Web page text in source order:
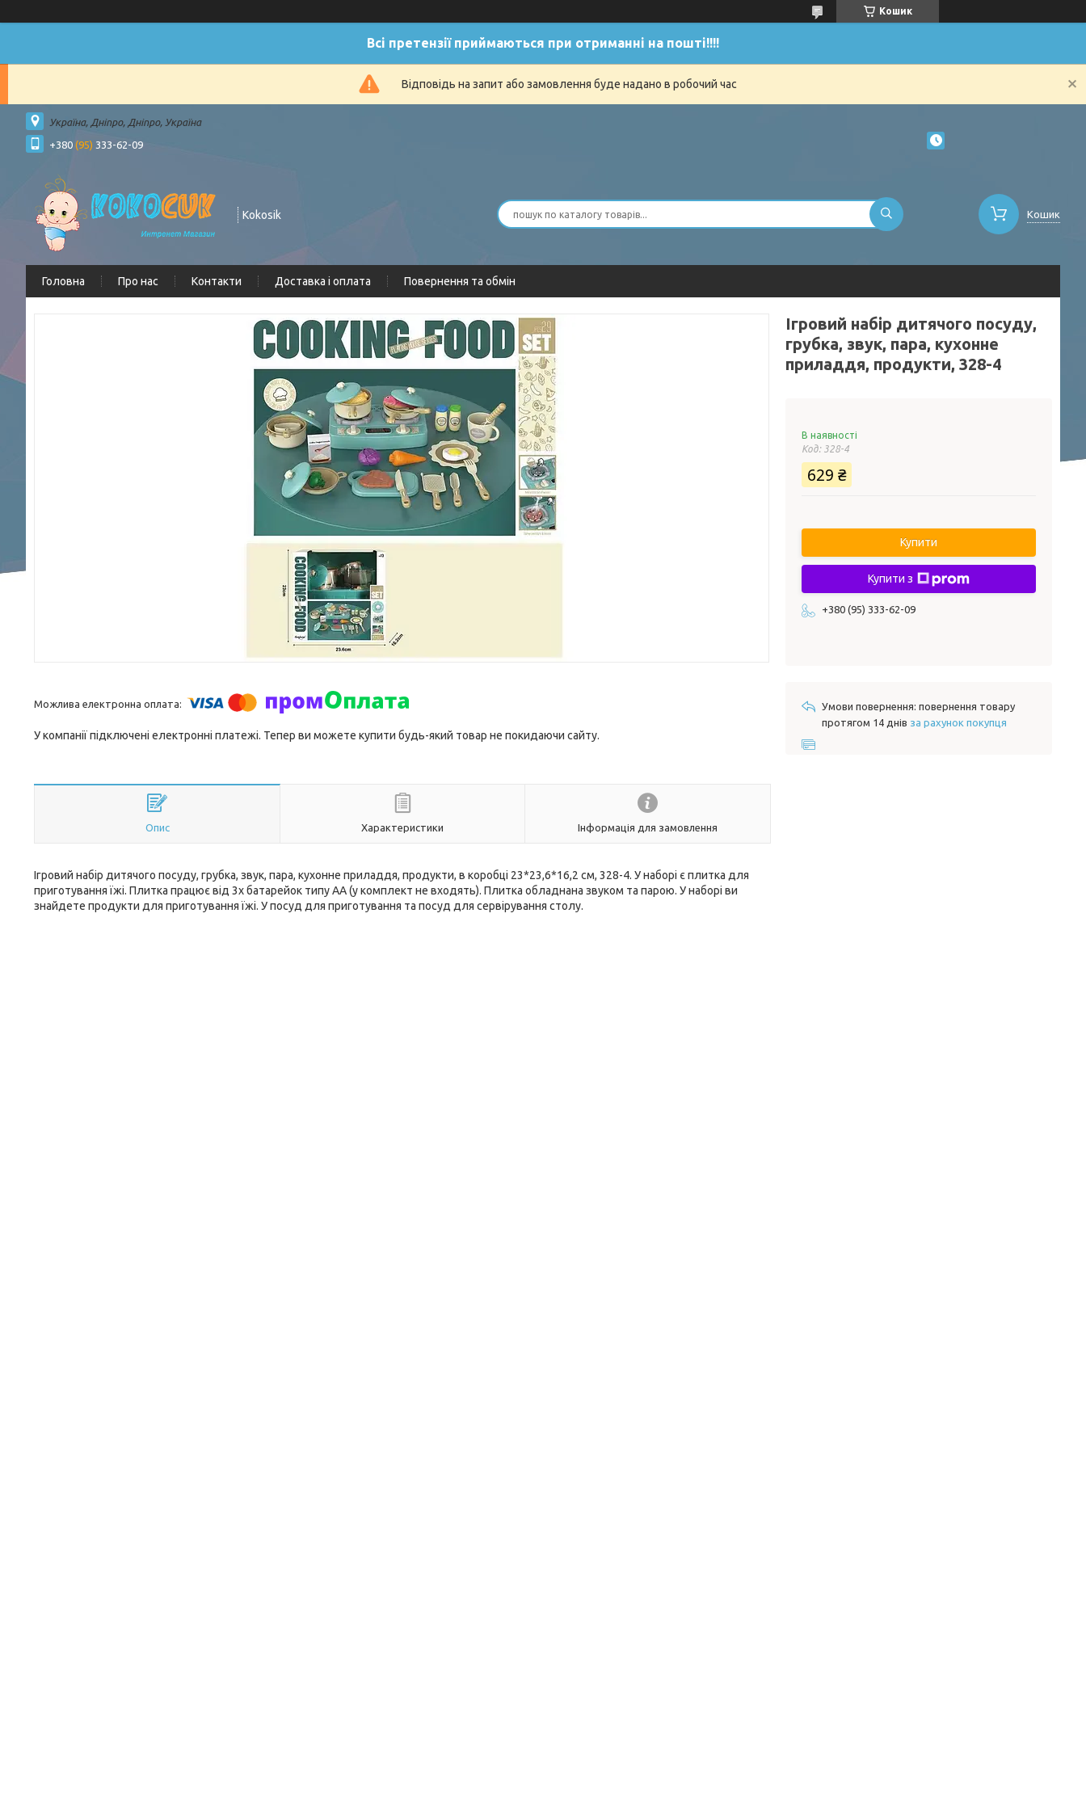
Кошик
Всі претензії приймаються при отриманні на пошті!!!!
Відповідь на запит або замовлення буде надано в робочий час
Україна, Дніпро, Дніпро, Україна
+380 (95) 333-62-09
Kokosik Кошик
Головна Про нас Контакти Доставка і оплата Повернення та обмін
У компанії підключені електронні платежі. Тепер ви можете купити будь-який товар не покидаючи сайту.
Опис Характеристики Інформація для замовлення
Ігровий набір дитячого посуду, грубка, звук, пара, кухонне приладдя, продукти, в коробці 23*23,6*16,2 см, 328-4. У наборі є плитка для
приготування їжі. Плитка працює від 3х батарейок типу АА (у комплект не входять). Плитка обладнана звуком та парою. У наборі ви
знайдете продукти для приготування їжі. У посуд для приготування та посуд для сервірування столу.
Ігровий набір дитячого посуду,
грубка, звук, пара, кухонне
приладдя, продукти, 328-4
В наявності
Код: 328-4
629 ₴
Купити
Купити з
+380 (95) 333-62-09
повернення товару
протягом 14 днів за рахунок покупця